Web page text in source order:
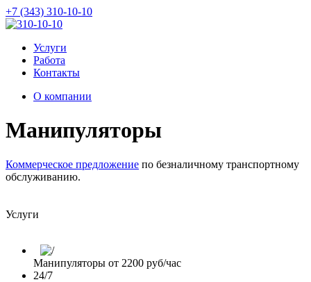
+7 (343) 310-10-10
Услуги
Работа
Контакты
О компании
Манипуляторы
Коммерческое предложение по безналичному транспортному
обслуживанию.
Услуги
Манипуляторы от 2200 руб/час
24/7